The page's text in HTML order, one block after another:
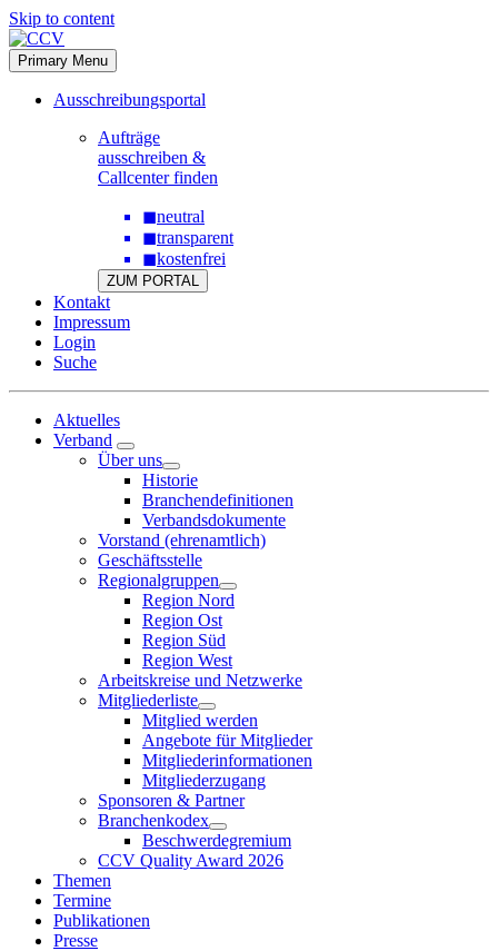
Skip to content
Primary Menu
Ausschreibungsportal
Aufträge
ausschreiben &
Callcenter finden
◼neutral
◼transparent
◼kostenfrei
ZUM PORTAL
Kontakt
Impressum
Login
Suche
Aktuelles
Verband
Über uns
Historie
Branchendefinitionen
Verbandsdokumente
Vorstand (ehrenamtlich)
Geschäftsstelle
Regionalgruppen
Region Nord
Region Ost
Region Süd
Region West
Arbeitskreise und Netzwerke
Mitgliederliste
Mitglied werden
Angebote für Mitglieder
Mitgliederinformationen
Mitgliederzugang
Sponsoren & Partner
Branchenkodex
Beschwerdegremium
CCV Quality Award 2026
Themen
Termine
Publikationen
Presse